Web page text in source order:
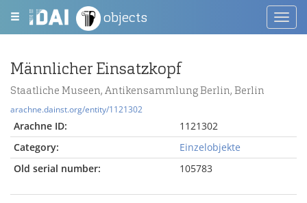
objects
Männlicher Einsatzkopf
Staatliche Museen, Antikensammlung Berlin, Berlin
arachne.dainst.org/entity/1121302
Arachne ID:
1121302
Category:
Einzelobjekte
Old serial number:
105783